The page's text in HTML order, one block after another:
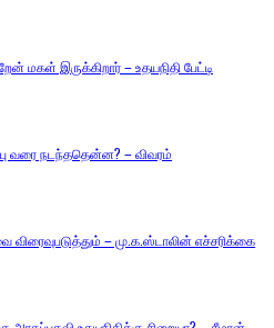
மகள் இருக்கிறார் – உதயநிதி பேட்டி
வரை நடந்ததென்ன? – விவரம்
– மு.க.ஸ்டாலின் எச்சரிக்கை